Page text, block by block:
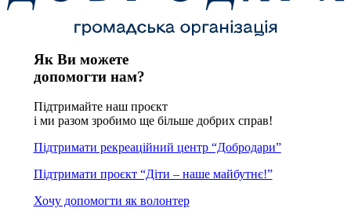
Як Ви можете
допомогти нам?
Підтримайте наш проєкт
і ми разом зробимо ще більше добрих справ!
Підтримати рекреаційний центр “Добродари”
Підтримати проєкт “Діти – наше майбутнє!”
Хочу допомогти як волонтер